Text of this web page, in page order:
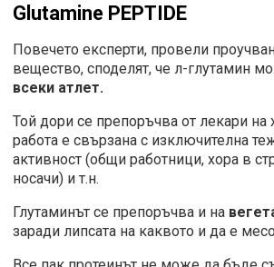
Glutamine PEPTIDE
Повечето експерти, провели
вещество, споделят, че л-глутамин
всеки атлет.
Той дори се препоръчва от лекари на
работа е свързана с изключителна
активност (общи работници, хора в
носачи) и т.н.
Глутаминът се препоръчва и на
заради липсата на каквото и да е